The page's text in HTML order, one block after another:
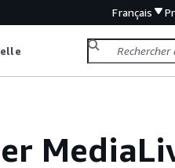
Français